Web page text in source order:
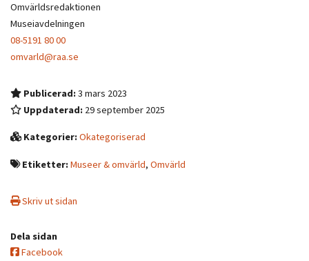
Omvärldsredaktionen
Museiavdelningen
08-5191 80 00
omvarld@raa.se
Publicerad:3 mars 2023
Uppdaterad: 29 september 2025
Kategorier:Okategoriserad
Etiketter:Museer & omvärld, Omvärld
Skriv ut sidan
Dela sidan
Facebook